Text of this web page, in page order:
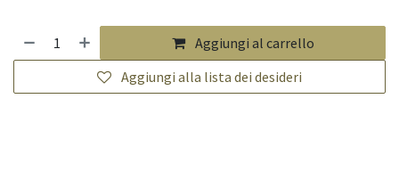
Aggiungi al carrello
Aggiungi alla lista dei desideri